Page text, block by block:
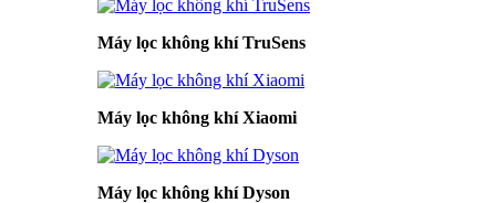
Máy lọc không khí TruSens
Máy lọc không khí Xiaomi
Máy lọc không khí Dyson